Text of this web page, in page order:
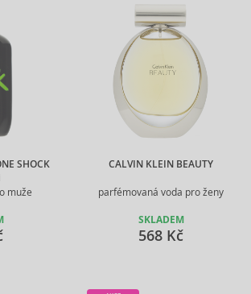
SHOCK
muže
CALVIN KLEIN BEAUTY
parfémovaná voda pro ženy
SKLADEM
568 Kč